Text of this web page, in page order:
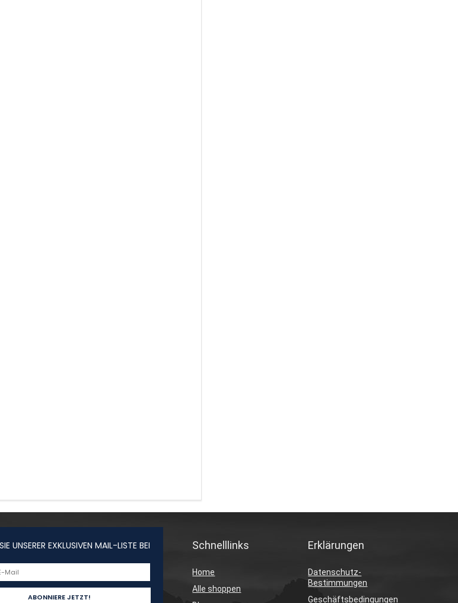
UNSERER EXKLUSIVEN MAIL-LISTE BEI Schnelllinks
Home
Alle shoppen
Erklärungen
Datenschutz-
Bestimmungen
Geschäftsbedingungen